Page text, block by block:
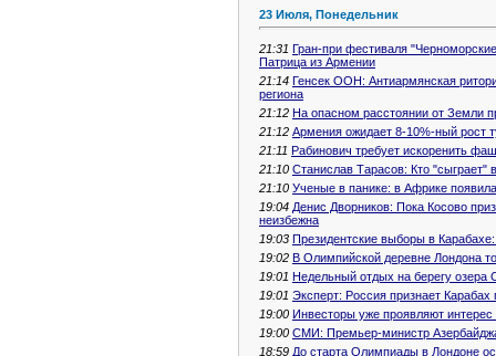
23 Июля, Понедельник
21:31 Гран-при фестиваля
Патрица из Армении
21:14 Генсек ООН: Антиармянская
региона
21:12 На опасном расстоянии от Земли
21:12 Армения ожидает 8-10%-ный рост
21:11 Рабинович требует искоренить
21:10 Станислав Тарасов: Кто "сыграет"
21:10 Ученые в панике: в Африке
19:04 Денис Дворников: Пока Косово
неизбежна
19:03 Президентские выборы в
19:02 В Олимпийской деревне Лондона
19:01 Недельный отдых на берегу озера
19:01 Эксперт: Россия признает
19:00 Инвесторы уже проявляют
19:00 СМИ: Премьер-министр
18:59 До старта Олимпиады в Лондоне